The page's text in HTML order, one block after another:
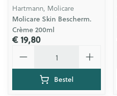
Hartmann, Molicare
Molicare Skin Bescherm.
Crème 200ml
€ 19,80
Bestel